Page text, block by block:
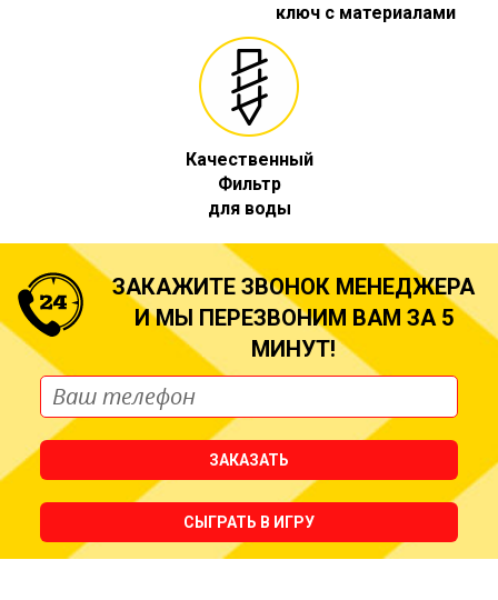
ключ с материалами
Качественный
Фильтр
для воды
ЗАКАЖИТЕ ЗВОНОК МЕНЕДЖЕРА
И МЫ ПЕРЕЗВОНИМ ВАМ ЗА 5
МИНУТ!
ЗАКАЗАТЬ
СЫГРАТЬ В ИГРУ